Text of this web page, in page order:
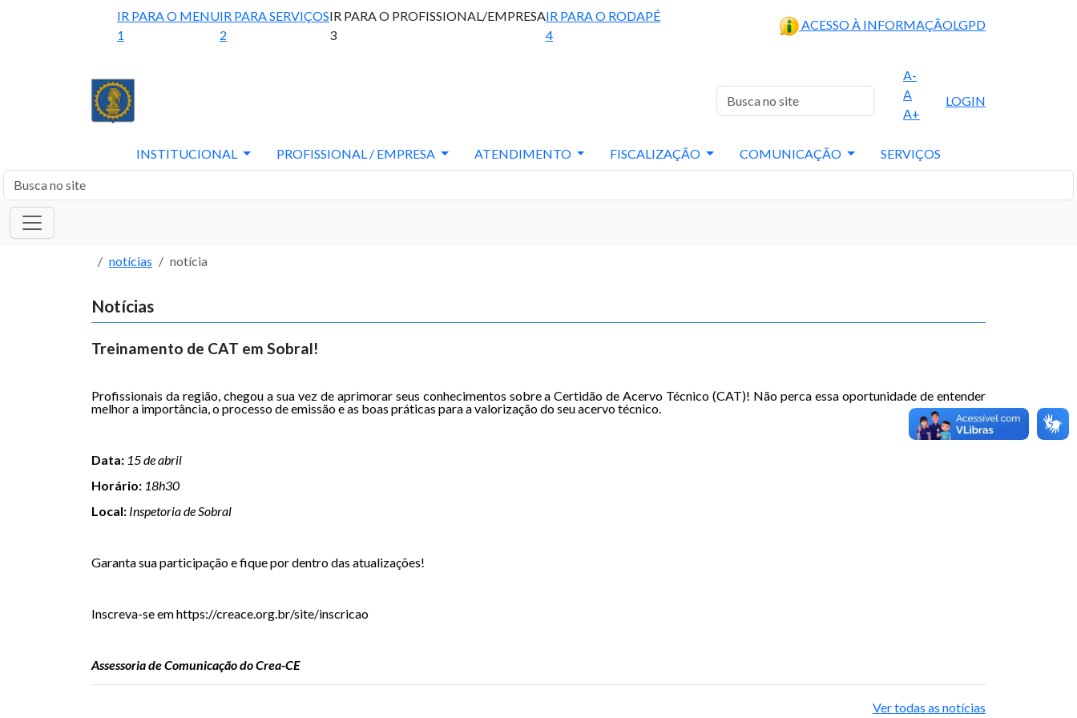
IR PARA O MENU
1
IR PARA SERVIÇOS
2
IR PARA O PROFISSIONAL/EMPRESA
3
IR PARA O RODAPÉ
4
ACESSO À INFORMAÇÃOLGPD
A-
A
A+
LOGIN
INSTITUCIONAL PROFISSIONAL / EMPRESA ATENDIMENTO FISCALIZAÇÃO COMUNICAÇÃO SERVIÇOS
notícias notícia
Notícias
Treinamento de CAT em Sobral!
Profissionais da região, chegou a sua vez de aprimorar seus conhecimentos sobre a Certidão de Acervo Técnico (CAT)! Não perca essa oportunidade de entender
melhor a importância, o processo de emissão e as boas práticas para a valorização do seu acervo técnico.
Data: 15 de abril
Horário: 18h30
Local: Inspetoria de Sobral
Garanta sua participação e fique por dentro das atualizações!
Inscreva-se em https://creace.org.br/site/inscricao
Assessoria de Comunicação do Crea-CE
Ver todas as notícias